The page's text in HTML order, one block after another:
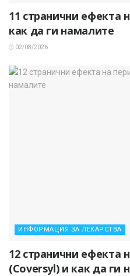
11 странични ефекта
как да ги намалите
02/08/2026
ИНФОРМАЦИЯ ЗА ЛЕКАРСТВА
12 странични ефекта
(Coversyl) и как да ги